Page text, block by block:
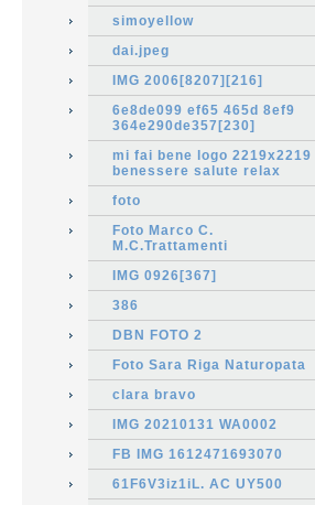
simoyellow
dai.jpeg
IMG 2006[8207][216]
6e8de099 ef65 465d 8ef9
364e290de357[230]
mi fai bene logo 2219x2219
benessere salute relax
foto
Foto Marco C.
M.C.Trattamenti
IMG 0926[367]
386
DBN FOTO 2
Foto Sara Riga Naturopata
clara bravo
IMG 20210131 WA0002
FB IMG 1612471693070
61F6V3iz1iL. AC UY500